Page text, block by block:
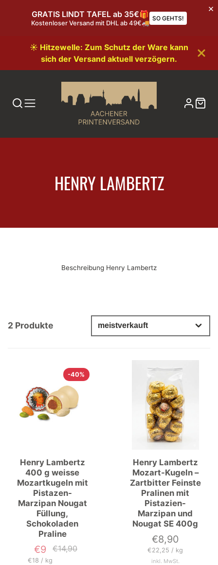
GRATIS LINDT TAFEL ab 35€🎁
Kostenloser Versand mit DHL ab 49€🚚
SO GEHTS!
☀️ Hitzewelle: Zum Schutz der Ware kann
sich der Versand aktuell verzögern.
KATEGORIE:
HENRY LAMBERTZ
Beschreibung Henry Lambertz
2 Produkte
-40%
Henry Lambertz
400 g weisse
Mozartkugeln mit
Pistazen-
Marzipan Nougat
Füllung,
Schokoladen
Praline
Verkaufspreis
€9
Grundpreis
€18 / pro
kg
Normaler
Preis
€14,90
Henry Lambertz
Mozart-Kugeln –
Zartbitter Feinste
Pralinen mit
Pistazien-
Marzipan und
Nougat SE 400g
Preis
€8,90
Grundpreis
€22,25 / pro
kg
inkl. MwSt.